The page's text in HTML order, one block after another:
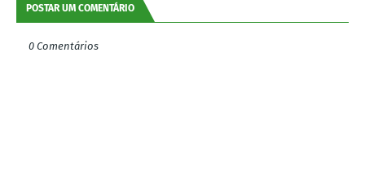
POSTAR UM COMENTÁRIO
0 Comentários